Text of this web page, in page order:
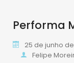
Leia mais
Performa
25 de junho de
Felipe